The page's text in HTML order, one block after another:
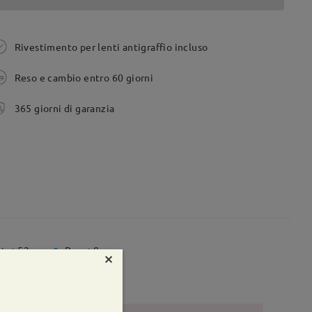
Rivestimento per lenti antigraffio incluso
Reso e cambio entro 60 giorni
365 giorni di garanzia
52 mm Peso: 8g×